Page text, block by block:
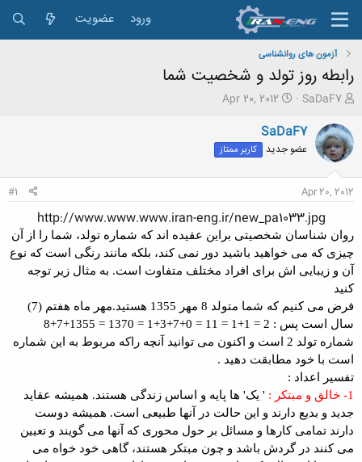
ورود عضویت
آزمون های روانشناسی
رابطه روز تولد و شخصیت شما
ش
و
ع
ک
م
و
ض
ع
SaDaF7
ت
ر
خ
ع
Apr 20, 2012
SaDaF7
عضو جدید کاربر ممتاز
Apr 20, 2012
#1
http://www.www.www.iran-eng.ir/new_pa1033.jpg​
روان شناسان شخصیتی براین عقیده اند که شماره تولد، شما را از آن
چیزی که می خواهید باشید دور نمی کند، بلکه مانند رنگی است که نوع
آن و زیبایی اش برای افراد مختلف متفاوت است. به مثال زیر توجه
کنید
فرض می کنیم که شما متولد 8 مهر 1355 هستید.مهر ماه هفتم (7)
سال است پس : 2 = 1+1 = 11 = 0+7+3+1 = 1370 = 1355+7+8
شماره تولد 2 است و اکنون می توانید آنچه راکه مربوط به این شماره
است با خود مطابقت دهید .
تفسیر اعداد :
1- خالق و مبتکر :
' یک' ها پایه و اساس زندگی هستند. همیشه عقاید
جدید و بدیع دارند و این حالت در آنها طبیعی است. همیشه دوست
دارند تمامی کارها و مسائل بر حول محوری که آنها می گویند و تعیین
می کنند در گردش باشد و چون مبتکر هستند، گاهی خود خواه می